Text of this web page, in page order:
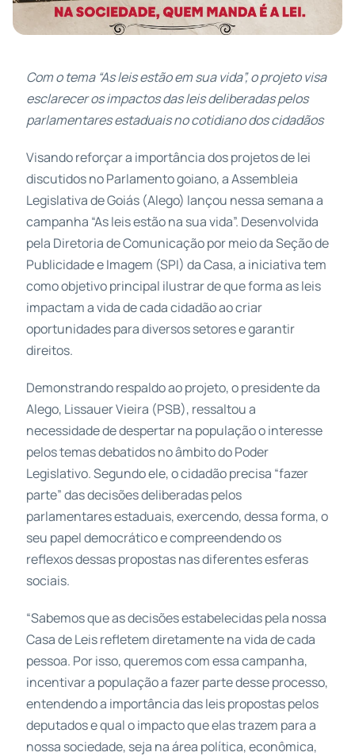
Com o tema “As leis estão em sua vida”, o projeto visa
esclarecer os impactos das leis deliberadas pelos
parlamentares estaduais no cotidiano dos cidadãos
Visando reforçar a importância dos projetos de lei
discutidos no Parlamento goiano, a Assembleia
Legislativa de Goiás (Alego) lançou nessa semana a
campanha “As leis estão na sua vida”. Desenvolvida
pela Diretoria de Comunicação por meio da Seção de
Publicidade e Imagem (SPI) da Casa, a iniciativa tem
como objetivo principal ilustrar de que forma as leis
impactam a vida de cada cidadão ao criar
oportunidades para diversos setores e garantir
direitos.
Demonstrando respaldo ao projeto, o presidente da
Alego, Lissauer Vieira (PSB), ressaltou a
necessidade de despertar na população o interesse
pelos temas debatidos no âmbito do Poder
Legislativo. Segundo ele, o cidadão precisa “fazer
parte” das decisões deliberadas pelos
parlamentares estaduais, exercendo, dessa forma, o
seu papel democrático e compreendendo os
reflexos dessas propostas nas diferentes esferas
sociais.
“Sabemos que as decisões estabelecidas pela nossa
Casa de Leis refletem diretamente na vida de cada
pessoa. Por isso, queremos com essa campanha,
incentivar a população a fazer parte desse processo,
entendendo a importância das leis propostas pelos
deputados e qual o impacto que elas trazem para a
nossa sociedade, seja na área política, econômica,